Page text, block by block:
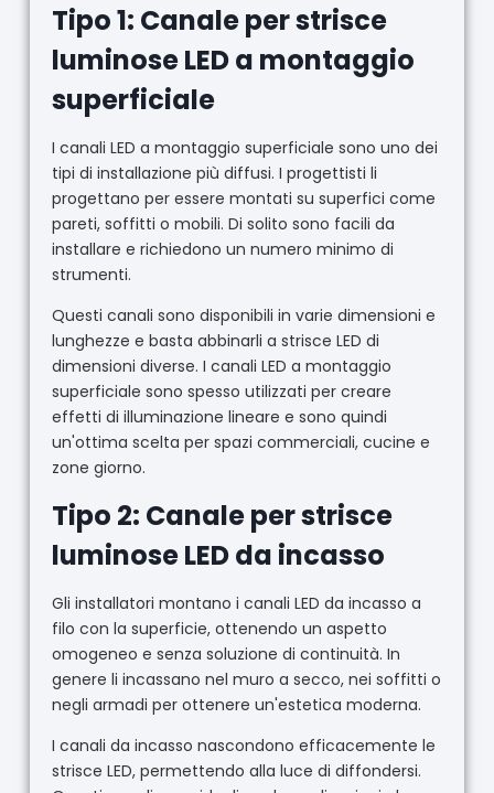
Tipo 1: Canale per strisce
luminose LED a montaggio
superficiale
I canali LED a montaggio superficiale sono uno dei
tipi di installazione più diffusi. I progettisti li
progettano per essere montati su superfici come
pareti, soffitti o mobili. Di solito sono facili da
installare e richiedono un numero minimo di
strumenti.
Questi canali sono disponibili in varie dimensioni e
lunghezze e basta abbinarli a strisce LED di
dimensioni diverse. I canali LED a montaggio
superficiale sono spesso utilizzati per creare
effetti di illuminazione lineare e sono quindi
un'ottima scelta per spazi commerciali, cucine e
zone giorno.
Tipo 2: Canale per strisce
luminose LED da incasso
Gli installatori montano i canali LED da incasso a
filo con la superficie, ottenendo un aspetto
omogeneo e senza soluzione di continuità. In
genere li incassano nel muro a secco, nei soffitti o
negli armadi per ottenere un'estetica moderna.
I canali da incasso nascondono efficacemente le
strisce LED, permettendo alla luce di diffondersi.